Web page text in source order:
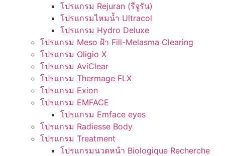
โปรแกรม Rejuran (รีจูรัน)
โปรแกรมไหมน้ำ Ultracol
โปรแกรม Hydro Deluxe
โปรแกรม Meso ฝ้า Fill-Melasma Clearing
โปรแกรม Oligio X
โปรแกรม AviClear
โปรแกรม Thermage FLX
โปรแกรม Exion
โปรแกรม EMFACE
โปรแกรม Emface eyes
โปรแกรม Radiesse Body
โปรแกรม Treatment
โปรแกรมนวดหน้า Biologique Recherche